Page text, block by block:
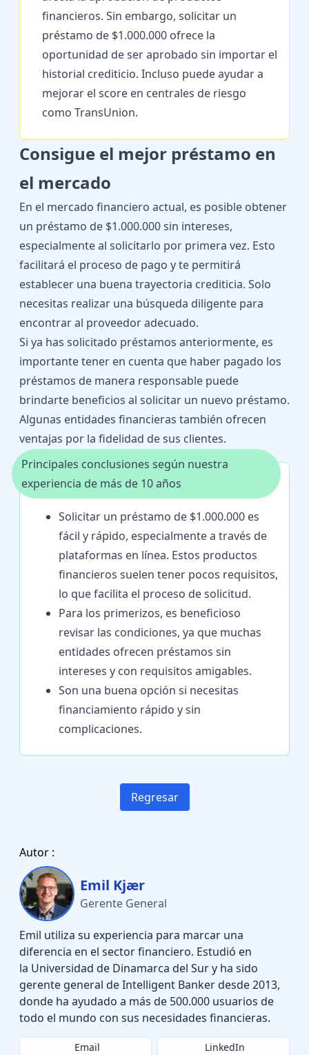
financieros. Sin embargo, solicitar un
préstamo de $1.000.000 ofrece la
oportunidad de ser aprobado sin importar el
historial crediticio. Incluso puede ayudar a
mejorar el score en centrales de riesgo
como TransUnion.
Consigue el mejor préstamo en
el mercado
En el mercado financiero actual, es posible obtener
un préstamo de $1.000.000 sin intereses,
especialmente al solicitarlo por primera vez. Esto
facilitará el proceso de pago y te permitirá
establecer una buena trayectoria crediticia. Solo
necesitas realizar una búsqueda diligente para
encontrar al proveedor adecuado.
Si ya has solicitado préstamos anteriormente, es
importante tener en cuenta que haber pagado los
préstamos de manera responsable puede
brindarte beneficios al solicitar un nuevo préstamo.
Algunas entidades financieras también ofrecen
ventajas por la fidelidad de sus clientes.
Principales conclusiones según nuestra
experiencia de más de 10 años
Solicitar un préstamo de $1.000.000 es
fácil y rápido, especialmente a través de
plataformas en línea. Estos productos
financieros suelen tener pocos requisitos,
lo que facilita el proceso de solicitud.
Para los primerizos, es beneficioso
revisar las condiciones, ya que muchas
entidades ofrecen préstamos sin
intereses y con requisitos amigables.
Son una buena opción si necesitas
financiamiento rápido y sin
complicaciones.
Regresar
Autor :
Emil Kjær
Gerente General
Emil utiliza su experiencia para marcar una
diferencia en el sector financiero. Estudió en
la Universidad de Dinamarca del Sur y ha sido
gerente general de Intelligent Banker desde 2013,
donde ha ayudado a más de 500.000 usuarios de
todo el mundo con sus necesidades financieras.
Email LinkedIn